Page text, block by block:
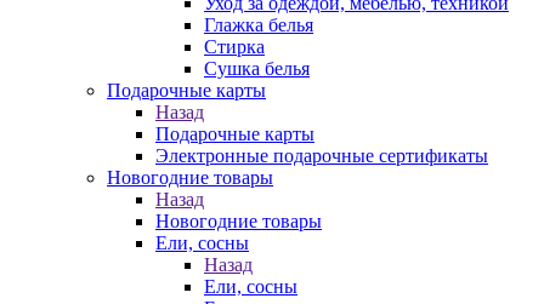
Глажка белья
Стирка
Сушка белья
Подарочные карты
Назад
Подарочные карты
Электронные подарочные сертификаты
Новогодние товары
Назад
Новогодние товары
Ели, сосны
Назад
Ели, сосны